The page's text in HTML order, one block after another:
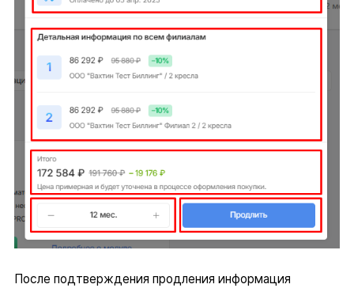
После подтверждения продления информация